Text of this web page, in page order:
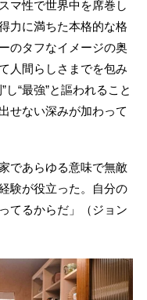
マ性で世界中を席巻し
力に満ちた本格的な格
のタフなイメージの奥
人間らしさまでを包み
“最強”と謳われること
せない深みが加わって
であらゆる意味で無敵
験が役立った。自分の
てるからだ」（ジョン